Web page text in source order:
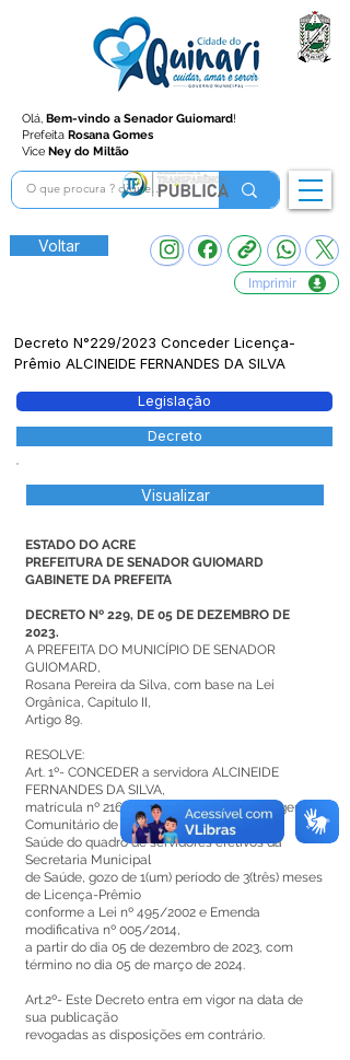
Olá, Bem-vindo a Senador Guiomard!
Prefeita Rosana Gomes
Vice Ney do Miltão
Voltar
Imprimir
Decreto N°229/2023 Conceder Licença-
Prêmio ALCINEIDE FERNANDES DA SILVA
Legislação
Decreto
Visualizar
ESTADO DO ACRE
PREFEITURA DE SENADOR GUIOMARD
GABINETE DA PREFEITA
DECRETO Nº 229, DE 05 DE DEZEMBRO DE
2023.
A PREFEITA DO MUNICÍPIO DE SENADOR
GUIOMARD,
Rosana Pereira da Silva, com base na Lei
Orgânica, Capítulo II,
Artigo 89.
RESOLVE:
Art. 1º- CONCEDER a servidora ALCINEIDE
FERNANDES DA SILVA,
matrícula nº 2167, que exerce função de Agente
Comunitário de
Saúde do quadro de servidores efetivos da
Secretaria Municipal
de Saúde, gozo de 1(um) período de 3(três) meses
de Licença-Prêmio
conforme a Lei nº 495/2002 e Emenda
modificativa nº 005/2014,
a partir do dia 05 de dezembro de 2023, com
término no dia 05 de março de 2024.
Art.2º- Este Decreto entra em vigor na data de
sua publicação
revogadas as disposições em contrário.